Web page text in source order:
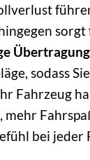
sodass
Fahrzeug
mehr
bei jeder